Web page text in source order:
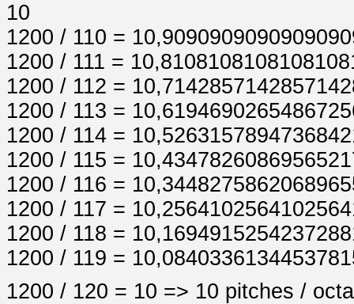
10
1200 / 110 =
1200 / 111 =
1200 / 112 =
1200 / 113 =
1200 / 114 =
1200 / 115 =
1200 / 116 =
1200 / 117 =
1200 / 118 =
1200 / 119 =
1200 / 120 = 10 => 10 pitches /